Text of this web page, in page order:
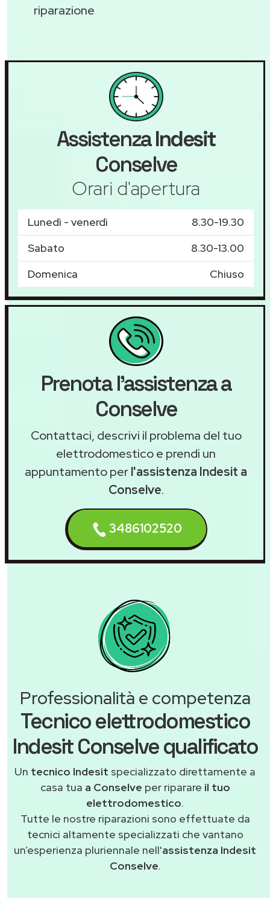
riparazione
AssistenzaIndesit
Conselve
Orari d'apertura
Lunedì - venerdì
8.30-19.30
Sabato
8.30-13.00
Domenica
Chiuso
Prenota l'assistenza a
Conselve
Contattaci, descrivi il problema del tuo
elettrodomestico e prendi un
appuntamento perl'assistenza Indesit a
Conselve.
3486102520
Professionalità e competenza
Tecnico elettrodomestico
Indesit Conselve qualificato
Un tecnico Indesit specializzato direttamente a
casa tua a Conselve per riparare il tuo
elettrodomestico.
Tutte le nostre riparazioni sono effettuate da
tecnici altamente specializzati che vantano
un’esperienza pluriennale nell'assistenza Indesit
Conselve.